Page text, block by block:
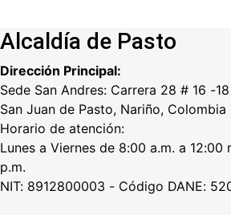
Alcaldía de Pasto
Dirección Principal:
Sede San Andres: Carrera 28 # 16 -18
San Juan de Pasto, Nariño, Colombia
Horario de atención:
Lunes a Viernes de 8:00 a.m. a 12:00
p.m.
NIT: 8912800003 - Código DANE: